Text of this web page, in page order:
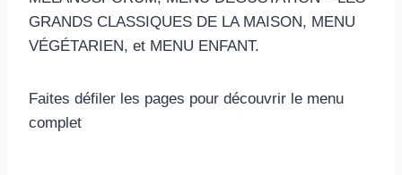
GRANDS CLASSIQUES DE LA MAISON, MENU
VÉGÉTARIEN, et MENU ENFANT.
Faites défiler les pages pour découvrir le menu
complet